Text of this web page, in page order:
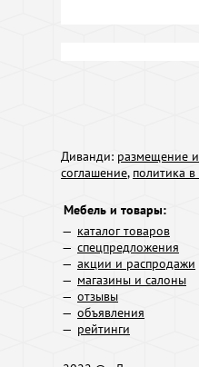
Диванди: размещение
соглашение, политика
Мебель и товары:
каталог товаров
спецпредложения
акции и распродажи
магазины и салоны
отзывы
объявления
рейтинги